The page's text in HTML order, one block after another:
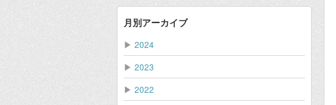
月別アーカイブ
▶ 2024
▶ 2023
▶ 2022